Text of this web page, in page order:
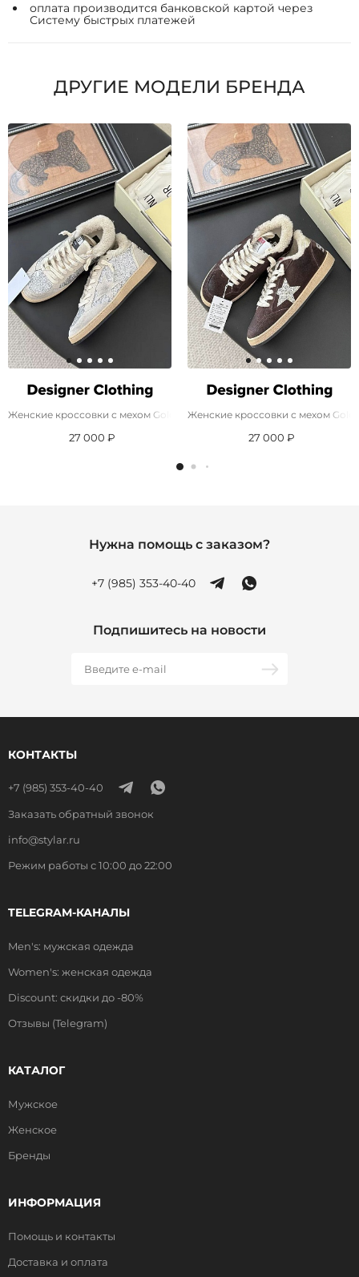
оплата производится банковской картой через
Систему быстрых платежей
ДРУГИЕ МОДЕЛИ БРЕНДА
Женские кроссовки с мехом Golden Goose
27 000 ₽
Женские кроссовки с мехом
27 000 ₽
Нужна помощь с заказом?
+7 (985) 353-40-40
Подпишитесь на новости
КОНТАКТЫ
+7 (985) 353-40-40
Заказать обратный звонок
info@stylar.ru
Режим работы с 10:00 до 22:00
TELEGRAM-КАНАЛЫ
Men's: мужская одежда
Women's: женская одежда
Discount: скидки до -80%
Отзывы (Telegram)
КАТАЛОГ
Мужское
Женское
Бренды
ИНФОРМАЦИЯ
Помощь и контакты
Доставка и оплата